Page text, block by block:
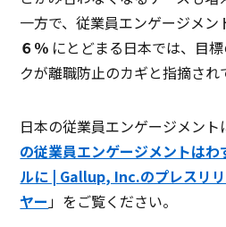
一方で、従業員エンゲージメ
６％ にとどまる日本では、目
クが離職防止のカギと指摘され
日本の従業員エンゲージメン
の従業員エンゲージメントは
ルに | Gallup, Inc.のプレスリ
ヤー」をご覧ください。